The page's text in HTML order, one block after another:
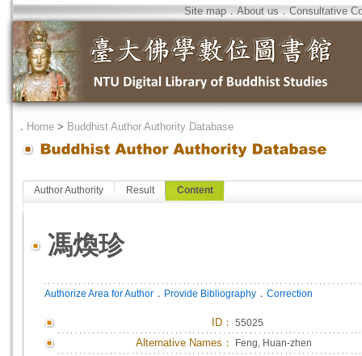
Site map．About us．Consultative
． Home > Buddhist Author Authority Database
Author Authority Result Content
馮煥珍
Authorize Area for Author ． Provide Bibliography ． Correction
ID ： 55025
Alternative Names： Feng, Huan-zhen